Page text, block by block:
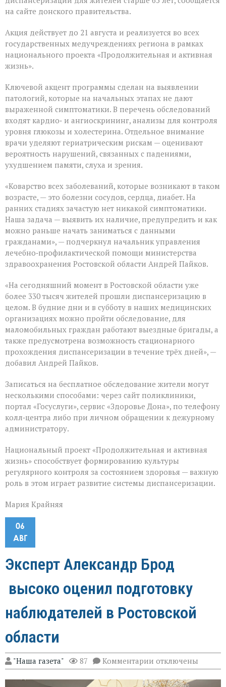
месячник
людей
«серебряного»
возраста
на сайте донского правительства.
Акция действует до 21 августа и реализуется во всех
государственных медучреждениях региона в рамках
национального проекта «Продолжительная и активная
жизнь».
Ключевой акцент программы сделан на выявлении
патологий, которые на начальных этапах не дают
выраженной симптоматики. В перечень обследований
входят кардио‑ и ангиоскрининг, анализы для контроля
уровня глюкозы и холестерина. Отдельное внимание
врачи уделяют гериатрическим рискам — оценивают
вероятность нарушений, связанных с падениями,
ухудшением памяти, слуха и зрения.
«Коварство всех заболеваний, которые возникают в таком
возрасте, — это болезни сосудов, сердца, диабет. На
ранних стадиях зачастую нет никакой симптоматики.
Наша задача — выявить их наличие, предупредить и как
можно раньше начать заниматься с данными
гражданами», — подчеркнул начальник управления
лечебно‑профилактической помощи министерства
здравоохранения Ростовской области Андрей Пайков.
«На сегодняшний момент в Ростовской области уже
более 330 тысяч жителей прошли диспансеризацию в
целом. В будние дни и в субботу в наших медицинских
организациях можно пройти обследование, для
маломобильных граждан работают выездные бригады, а
также предусмотрена возможность стационарного
прохождения диспансеризации в течение трёх дней», —
добавил Андрей Пайков.
Записаться на бесплатное обследование жители могут
несколькими способами: через сайт поликлиники,
портал «Госуслуги», сервис «Здоровье Дона», по телефону
колл‑центра либо при личном обращении к дежурному
администратору.
Национальный проект «Продолжительная и активная
жизнь» способствует формированию культуры
регулярного контроля за состоянием здоровья — важную
роль в этом играет развитие системы диспансеризации.
Мария Крайняя
06
АВГ
Эксперт Александр Брод
высоко оценил подготовку
наблюдателей в Ростовской
области
"Наша газета" 87 Комментарии к
записи
Эксперт
отключены